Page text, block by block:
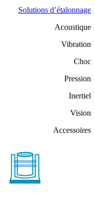
Solutions d’étalonnage
Acoustique
Vibration
Choc
Pression
Inertiel
Vision
Accessoires